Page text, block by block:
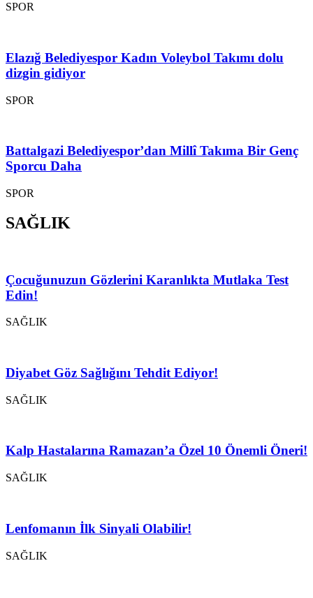
SPOR
Elazığ Belediyespor Kadın Voleybol Takımı dolu
dizgin gidiyor
SPOR
Battalgazi Belediyespor’dan Millî Takıma Bir Genç
Sporcu Daha
SPOR
SAĞLIK
Çocuğunuzun Gözlerini Karanlıkta Mutlaka Test
Edin!
SAĞLIK
Diyabet Göz Sağlığını Tehdit Ediyor!
SAĞLIK
Kalp Hastalarına Ramazan’a Özel 10 Önemli Öneri!
SAĞLIK
Lenfomanın İlk Sinyali Olabilir!
SAĞLIK